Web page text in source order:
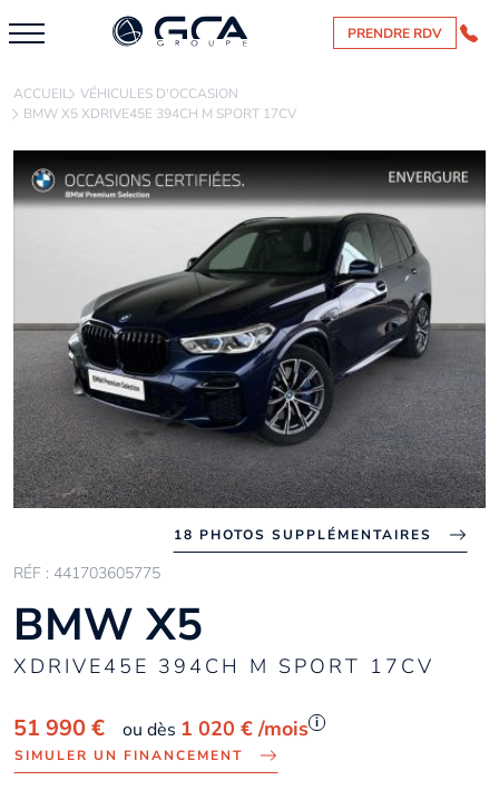
PRENDRE RDV
ACCUEIL VÉHICULES D'OCCASION
BMW X5 XDRIVE45E 394CH M SPORT 17CV
18 PHOTOS SUPPLÉMENTAIRES
RÉF : 441703605775
BMW X5
XDRIVE45E 394CH M SPORT 17CV
51 990 € ou dès 1 020 € /mois i
SIMULER UN FINANCEMENT